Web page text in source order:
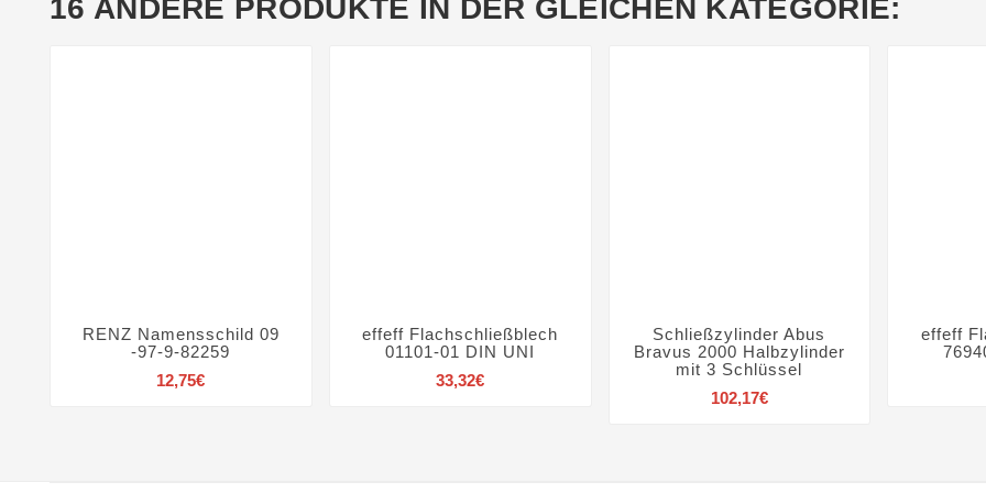
16 ANDERE PRODUKTE IN DER GLEICHEN KATEGORIE:
 
RENZ Namensschild 09
-97-9-82259
12,75€Preis
   
effeff Flachschließblech
01101-01 DIN UNI
33,32€Preis
   
Schließzylinder Abus
Bravus 2000 Halbzylinder
mit 3 Schlüssel
102,17€Preis

effeff